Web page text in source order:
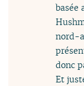
basée
nord-
donc
Et